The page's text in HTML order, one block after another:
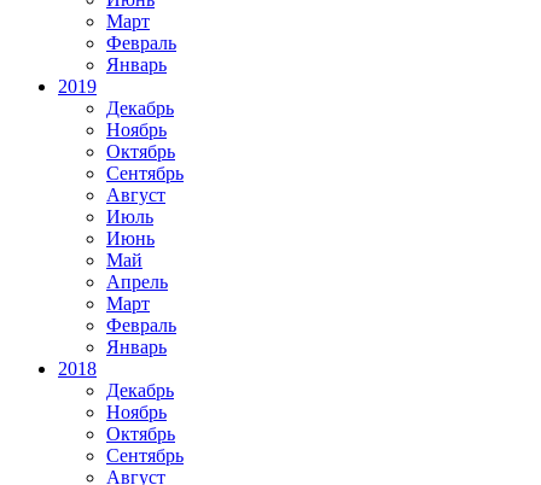
Март
Февраль
Январь
2019
Декабрь
Ноябрь
Октябрь
Сентябрь
Август
Июль
Июнь
Май
Апрель
Март
Февраль
Январь
2018
Декабрь
Ноябрь
Октябрь
Сентябрь
Август